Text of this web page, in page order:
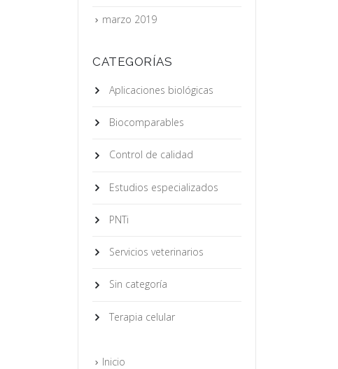
marzo 2019
CATEGORÍAS
Aplicaciones biológicas
Biocomparables
Control de calidad
Estudios especializados
PNTi
Servicios veterinarios
Sin categoría
Terapia celular
Inicio